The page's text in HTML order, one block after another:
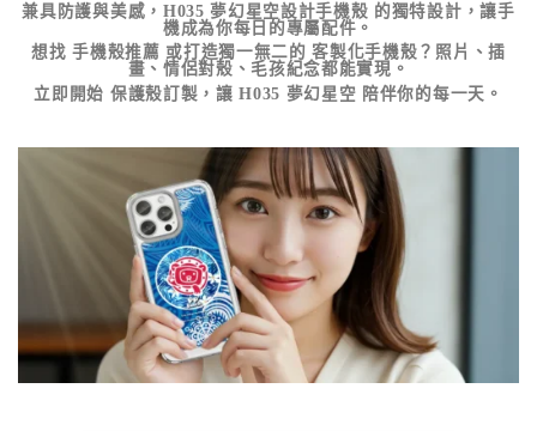
兼具防護與美感， H035 夢幻星空設計手機殼 的獨特設計，讓手
機成為你每日的專屬配件。
想找手機殼推薦 或打造獨一無二的客製化手機殼 ？照片、插
畫、情侶對殼、毛孩紀念都能實現。
立即開始 保護殼訂製 ，讓 H035 夢幻星空 陪伴你的每一天。